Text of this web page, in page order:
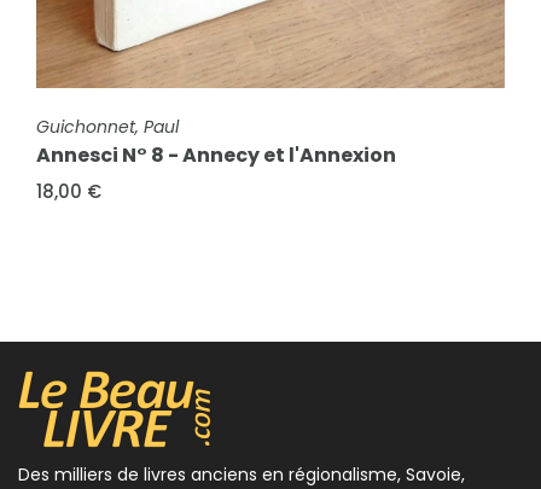
FICHE COMPLÈTE
Guichonnet, Paul
Annesci N° 8 - Annecy et l'Annexion
18,00 €
FICHE COMPLÈTE
Mouxy de Loche, Comte
Histoire d'Aix-les-Bains (2 volumes, édition
130,00 €
Des milliers de livres anciens en régionalisme, Savoie,